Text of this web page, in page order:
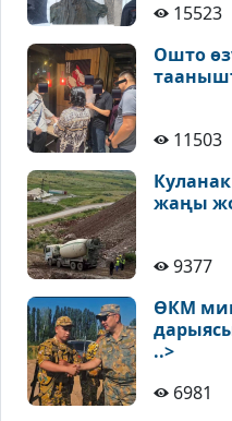
15523
Ошто
11503
жаңы
9377
ӨКМ
..>
6981